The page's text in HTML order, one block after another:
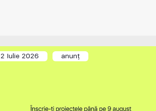
2 Iulie 2026 anunț